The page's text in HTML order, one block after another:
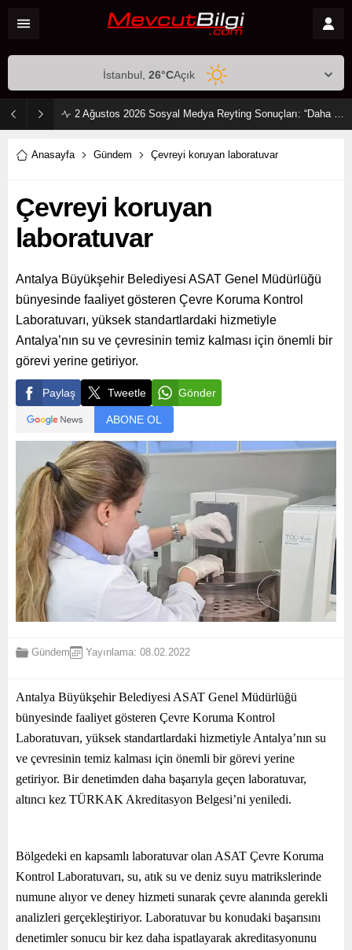
2 Ağustos 2026 Sosyal Medya Reyting Sonuçları: “Daha 17” Ekranlara Ambargo Koydu!
İstanbul, 26°CAçık
Anasayfa Gündem Çevreyi koruyan laboratuvar
Çevreyi koruyan
laboratuvar
Antalya Büyükşehir Belediyesi ASAT Genel Müdürlüğü
bünyesinde faaliyet gösteren Çevre Koruma Kontrol
Laboratuvarı, yüksek standartlardaki hizmetiyle
Antalya’nın su ve çevresinin temiz kalması için önemli bir
görevi yerine getiriyor.
Paylaş Tweetle Gönder
ABONE OL
Gündem Yayınlama: 08.02.2022
Antalya Büyükşehir Belediyesi ASAT Genel Müdürlüğü
bünyesinde faaliyet gösteren Çevre Koruma Kontrol
Laboratuvarı, yüksek standartlardaki hizmetiyle Antalya’nın su
ve çevresinin temiz kalması için önemli bir görevi yerine
getiriyor. Bir denetimden daha başarıyla geçen laboratuvar,
altıncı kez TÜRKAK Akreditasyon Belgesi’ni yeniledi.
Bölgedeki en kapsamlı laboratuvar olan ASAT Çevre Koruma
Kontrol Laboratuvarı, su, atık su ve deniz suyu matrikslerinde
numune alıyor ve deney hizmeti sunarak çevre alanında gerekli
analizleri gerçekleştiriyor. Laboratuvar bu konudaki başarısını
denetimler sonucu bir kez daha ispatlayarak akreditasyonunu